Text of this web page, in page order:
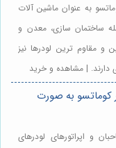
به عنوان ماشین آلات
ساختمان سازی، معدن و
و مقاوم ترین لودرها نیز
دارند. | مشاهده و خرید
کوماتسو به صورت
و اپراتورهای لودرهای